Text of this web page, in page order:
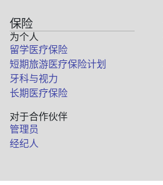
保险
为个人
留学医疗保险
短期旅游医疗保险计划
牙科与视力
长期医疗保险
对于合作伙伴
管理员
经纪人